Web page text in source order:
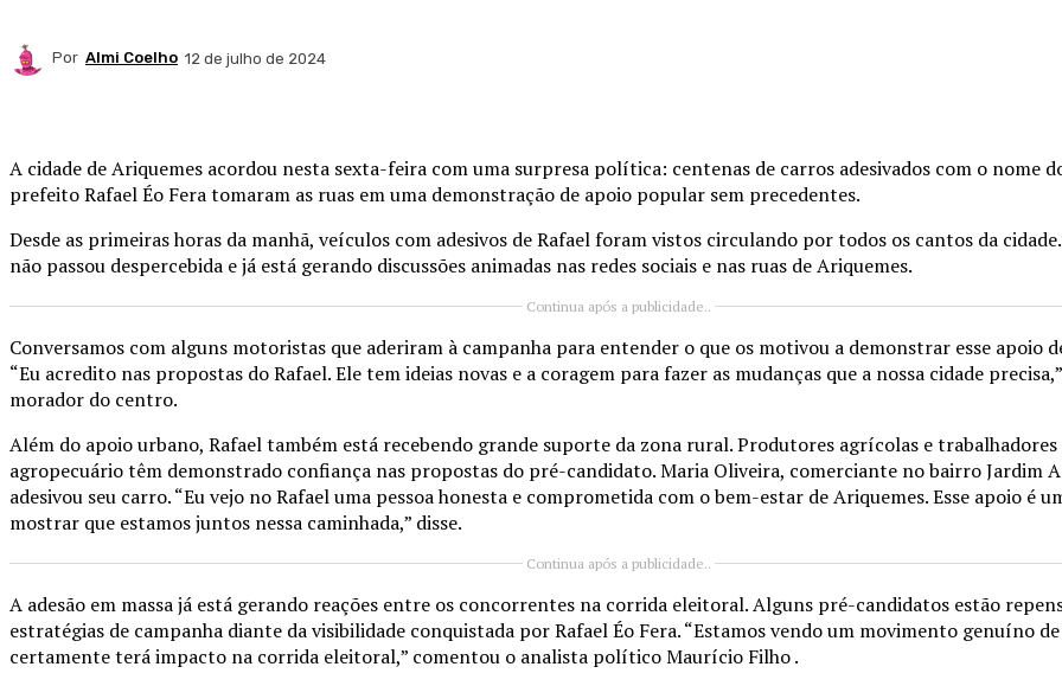
Por Almi Coelho 12 de julho de 2024
A cidade de Ariquemes acordou nesta sexta-feira com uma surpresa política: centenas de carros adesivados com o nome
prefeito Rafael Éo Fera tomaram as ruas em uma demonstração de apoio popular sem precedentes.
Desde as primeiras horas da manhã, veículos com adesivos de Rafael foram vistos circulando por todos os cantos da
não passou despercebida e já está gerando discussões animadas nas redes sociais e nas ruas de Ariquemes.
Continua após a publicidade..
Conversamos com alguns motoristas que aderiram à campanha para entender o que os motivou a demonstrar esse apoio
“Eu acredito nas propostas do Rafael. Ele tem ideias novas e a coragem para fazer as mudanças que a nossa cidade
morador do centro.
Além do apoio urbano, Rafael também está recebendo grande suporte da zona rural. Produtores agrícolas e
agropecuário têm demonstrado confiança nas propostas do pré-candidato. Maria Oliveira, comerciante no bairro Jardim
adesivou seu carro. “Eu vejo no Rafael uma pessoa honesta e comprometida com o bem-estar de Ariquemes. Esse apoio é
mostrar que estamos juntos nessa caminhada,” disse.
Continua após a publicidade..
A adesão em massa já está gerando reações entre os concorrentes na corrida eleitoral. Alguns pré-candidatos estão
estratégias de campanha diante da visibilidade conquistada por Rafael Éo Fera. “Estamos vendo um movimento genuíno
certamente terá impacto na corrida eleitoral,” comentou o analista político Maurício Filho .